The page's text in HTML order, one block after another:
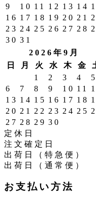
9
10 11 12 13 14
16 17 18 19 20 21
23 24 25 26 27 28
30 31
2026年9月
日
月 火 水 木 金
1
2 3 4
5
6
7 8 9 10 11
13 14 15 16 17 18
20 21 22 23 24 25
27 28 29 30
定休日
注文確定日
出荷日（特急便）
出荷日（通常便）
お支払い方法